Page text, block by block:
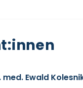
med. Ewald